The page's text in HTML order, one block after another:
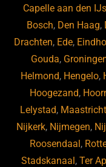
k
Capelle aan den
Bosch, Den Haag,
Drachten, Ede,
Gouda,
Helmond, Hengelo,
Hoogezand,
Lelystad, Maastricht
Nijkerk, Nijmegen,
Roosendaal ,
Stadskanaal ,Ter